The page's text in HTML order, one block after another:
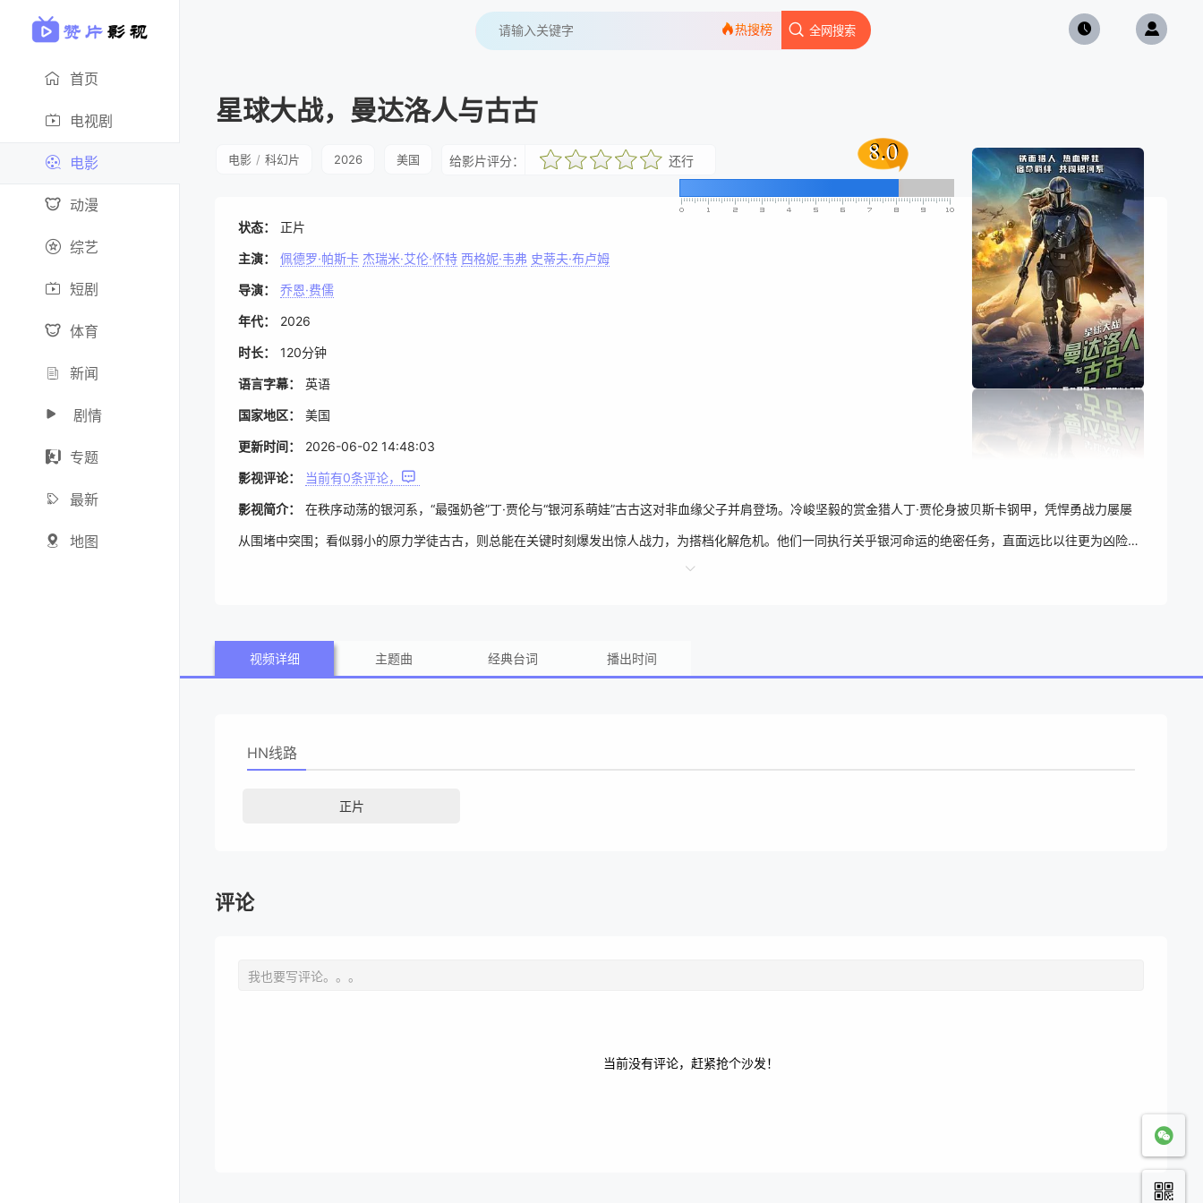
首页
电视剧
电影
动漫
综艺
短剧
体育
新闻
剧情
专题
最新
地图
全网搜索
热搜榜
8.0
8.0
星球大战，曼达洛人与古古
电影 / 科幻片 2026 美国 给影片评分：
很差较差还行 推荐力荐 还行
状态： 正片
主演： 佩德罗·帕斯卡 杰瑞米·艾伦·怀特 西格妮·韦弗 史蒂夫·布卢姆
导演： 乔恩·费儒
年代： 2026
时长： 120分钟
语言字幕： 英语
国家地区： 美国
更新时间： 2026-06-02 14:48:03
影视评论： 当前有0条评论，
影视简介： 在秩序动荡的银河系，“最强奶爸”丁·贾伦与“银河系萌娃”古古这对非血缘父子并肩登场。冷峻坚毅的赏金猎人丁·贾伦身披贝斯卡钢甲，凭悍勇战力屡屡
从围堵中突围；看似弱小的原力学徒古古，则总能在关键时刻爆发出惊人战力，为搭档化解危机。他们一同执行关乎银河命运的绝密任务，直面远比以往更为凶险的
视频详细 主题曲 经典台词 播出时间
HN线路
正片
评论
当前没有评论，赶紧抢个沙发！